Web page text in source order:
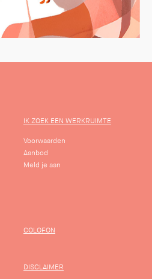
IK ZOEK EEN WERKRUIMTE
Voorwaarden
Aanbod
Meld je aan
COLOFON
DISCLAIMER